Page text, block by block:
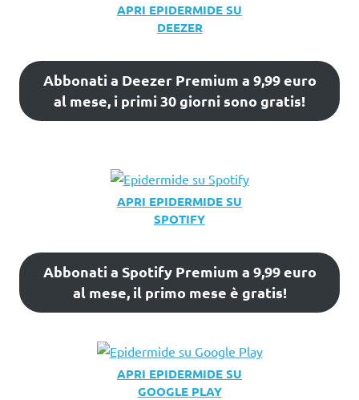
APRI EPIDERMIDE SU
DEEZER
Abbonati a Deezer Premium a 9,99 euro
al mese, i primi 30 giorni sono gratis!
APRI EPIDERMIDE SU
SPOTIFY
Abbonati a Spotify Premium a 9,99 euro
al mese, il primo mese è gratis!
APRI EPIDERMIDE SU
GOOGLE PLAY